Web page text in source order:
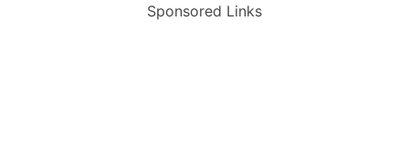
Sponsored Links